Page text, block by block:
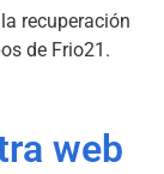
recuperación
de Frio21.
web